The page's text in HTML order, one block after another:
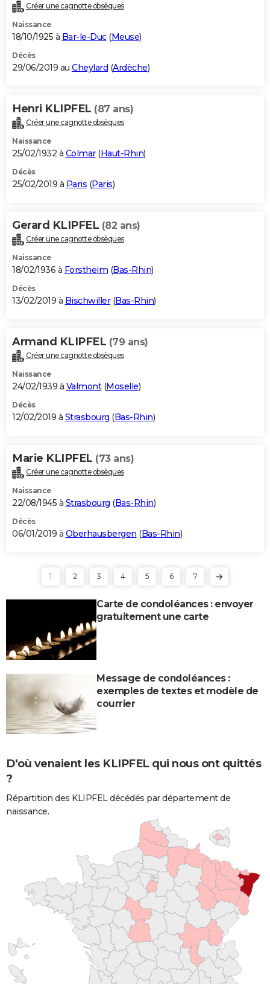
Créer une cagnotte obsèques
Naissance
18/10/1925 à Bar-le-Duc(Meuse)
Décès
29/06/2019 au Cheylard (Ardèche)
Henri KLIPFEL (87 ans)
Créer une cagnotte obsèques
Naissance
25/02/1932 à Colmar(Haut-Rhin)
Décès
25/02/2019 à Paris (Paris)
Gerard KLIPFEL (82 ans)
Créer une cagnotte obsèques
Naissance
18/02/1936 à Forstheim (Bas-Rhin)
Décès
13/02/2019 à Bischwiller(Bas-Rhin)
Armand KLIPFEL (79 ans)
Créer une cagnotte obsèques
Naissance
24/02/1939 à Valmont(Moselle)
Décès
12/02/2019 à Strasbourg (Bas-Rhin)
Marie KLIPFEL (73 ans)
Créer une cagnotte obsèques
Naissance
22/08/1945 à Strasbourg (Bas-Rhin)
Décès
06/01/2019 à Oberhausbergen (Bas-Rhin)
1 2 3 4 5 6 7
Carte de condoléances : envoyer
gratuitement une carte
Message de condoléances :
exemples de textes et modèle de
courrier
D'où venaient les KLIPFEL qui nous ont quittés
?
Répartition des KLIPFEL décédés par département de
naissance.